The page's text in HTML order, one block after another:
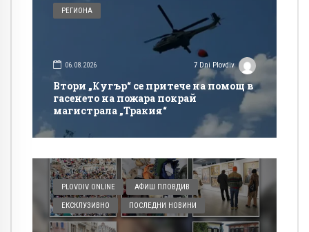
РЕГИОНА
06.08.2026 7 Dni Plovdiv
Втори „Кугър“ се притече на помощ в
гасенето на пожара покрай
магистрала „Тракия“
PLOVDIV ONLINE АФИШ ПЛОВДИВ
ЕКСКЛУЗИВНО ПОСЛЕДНИ НОВИНИ